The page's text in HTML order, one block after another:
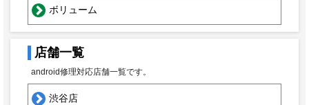
ボリューム
店舗一覧
android修理対応店舗一覧です。
渋谷店